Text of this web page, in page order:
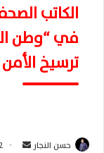
الكاتب
في “وطن
ترسيخ
حسن النجار